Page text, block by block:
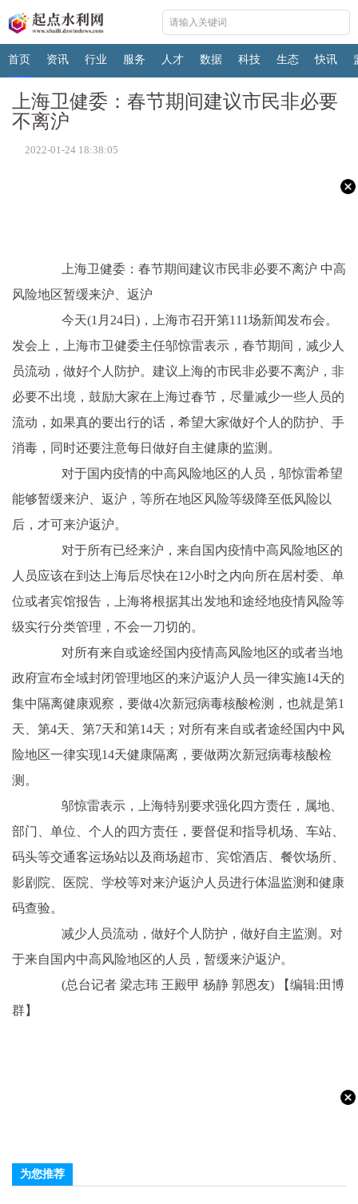
首页 资讯 行业 服务 人才 数据 科技 生态 快讯
上海卫健委：春节期间建议市民非必要
不离沪
2022-01-24 18:38:05
上海卫健委：春节期间建议市民非必要不离沪 中高
风险地区暂缓来沪、返沪
今天(1月24日)，上海市召开第111场新闻发布会。
发会上，上海市卫健委主任邬惊雷表示，春节期间，减少人
员流动，做好个人防护。建议上海的市民非必要不离沪，非
必要不出境，鼓励大家在上海过春节，尽量减少一些人员的
流动，如果真的要出行的话，希望大家做好个人的防护、手
消毒，同时还要注意每日做好自主健康的监测。
对于国内疫情的中高风险地区的人员，邬惊雷希望
能够暂缓来沪、返沪，等所在地区风险等级降至低风险以
后，才可来沪返沪。
对于所有已经来沪，来自国内疫情中高风险地区的
人员应该在到达上海后尽快在12小时之内向所在居村委、单
位或者宾馆报告，上海将根据其出发地和途经地疫情风险等
级实行分类管理，不会一刀切的。
对所有来自或途经国内疫情高风险地区的或者当地
政府宣布全域封闭管理地区的来沪返沪人员一律实施14天的
集中隔离健康观察，要做4次新冠病毒核酸检测，也就是第1
天、第4天、第7天和第14天；对所有来自或者途经国内中风
险地区一律实现14天健康隔离，要做两次新冠病毒核酸检
测。
邬惊雷表示，上海特别要求强化四方责任，属地、
部门、单位、个人的四方责任，要督促和指导机场、车站、
码头等交通客运场站以及商场超市、宾馆酒店、餐饮场所、
影剧院、医院、学校等对来沪返沪人员进行体温监测和健康
码查验。
减少人员流动，做好个人防护，做好自主监测。对
于来自国内中高风险地区的人员，暂缓来沪返沪。
(总台记者 梁志玮 王殿甲 杨静 郭恩友)
【编辑:田博
群】
为您推荐